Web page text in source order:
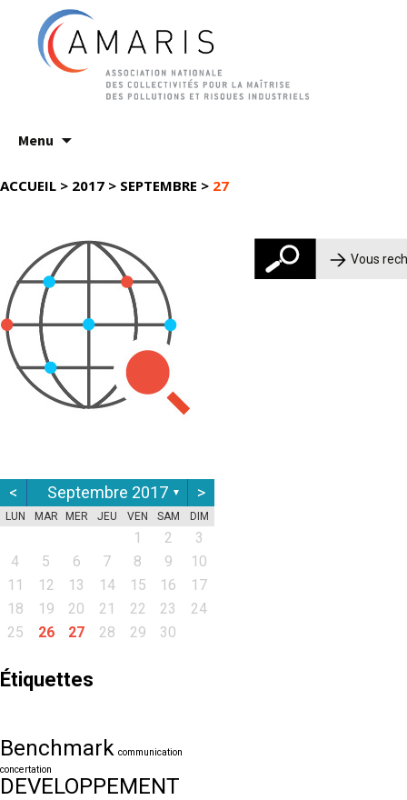
Menu
au
ACCUEIL > 2017 > SEPTEMBRE > 27
Rechercher :
< Septembre 2017 ▼ >
LUN MAR MER JEU VEN SAM DIM
1 2
3
4
5 6 7 8 9
10
11
12 13 14 15 16
17
18
19 20 21 22 23
24
25
26 27 28 29 30
Étiquettes
Benchmark communication
concertation
DEVELOPPEMENT